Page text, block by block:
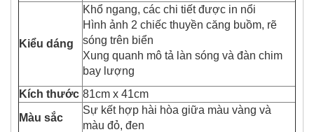
Kiểu dáng
Khổ ngang, các chi tiết được in nổi
Hình ảnh 2 chiếc thuyền căng buồm, rẽ
sóng trên biển
Xung quanh mô tả làn sóng và đàn chim
bay lượng
Kích thước 81cm x 41cm
Màu sắc
Sự kết hợp hài hòa giữa màu vàng và
màu đỏ, đen